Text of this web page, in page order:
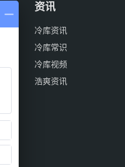
资讯
冷库资讯
冷库常识
冷库视频
浩爽资讯